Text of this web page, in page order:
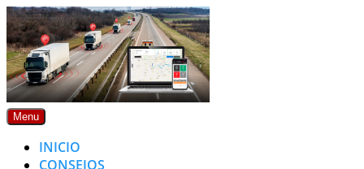
Skip
to
content
Menu
INICIO
CONSEJOS